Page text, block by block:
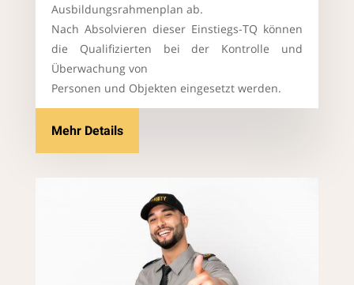
Ausbildungsrahmenplan ab.
Nach Absolvieren dieser Einstiegs-TQ können
die Qualifizierten bei der Kontrolle und
Überwachung von
Personen und Objekten eingesetzt werden.
Mehr Details